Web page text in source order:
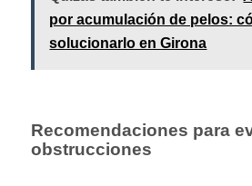
por acumulación de pelos:
solucionarlo en Girona
Recomendaciones para
obstrucciones